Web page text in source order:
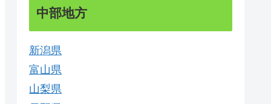
中部地方
新潟県
富山県
山梨県